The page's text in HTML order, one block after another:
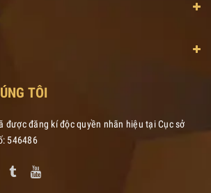
TÔI
được đăng kí độc quyền nhãn hiệu tại Cục sở
546486